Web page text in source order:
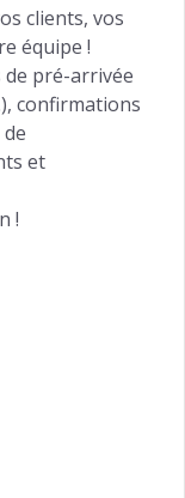
clients, vos
équipe !
de pré-arrivée
confirmations
et
!